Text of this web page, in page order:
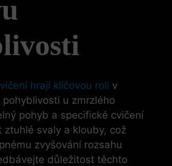
hrají klíčovou roli v
u zmrzlého
pohyb a specifické cvičení
ztuhlé svaly a klouby, což
zvyšování rozsahu
důležitost těchto